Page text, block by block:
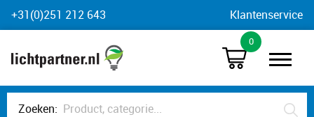
Skip
to
+31(0)251 212 643 Klantenservice
0
Zoeken: